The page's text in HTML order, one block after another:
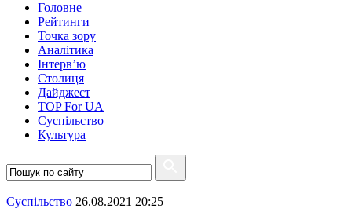
Головне
Рейтинги
Точка зору
Аналітика
Інтерв’ю
Столиця
Дайджест
TOP For UA
Суспiльство
Культура
Суспiльство 26.08.2021 20:25